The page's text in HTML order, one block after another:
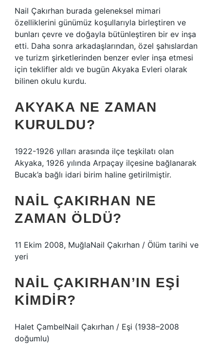
Nail Çakırhan burada geleneksel mimari
özelliklerini günümüz koşullarıyla birleştiren ve
bunları çevre ve doğayla bütünleştiren bir ev inşa
etti. Daha sonra arkadaşlarından, özel şahıslardan
ve turizm şirketlerinden benzer evler inşa etmesi
için teklifler aldı ve bugün Akyaka Evleri olarak
bilinen okulu kurdu.
AKYAKA NE ZAMAN
KURULDU?
1922-1926 yılları arasında ilçe teşkilatı olan
Akyaka, 1926 yılında Arpaçay ilçesine bağlanarak
Bucak’a bağlı idari birim haline getirilmiştir.
NAIL ÇAKIRHAN NE
ZAMAN ÖLDÜ?
11 Ekim 2008, MuğlaNail Çakırhan / Ölüm tarihi ve
yeri
NAIL ÇAKIRHAN’IN EŞI
KIMDIR?
Halet ÇambelNail Çakırhan / Eşi (1938–2008
doğumlu)